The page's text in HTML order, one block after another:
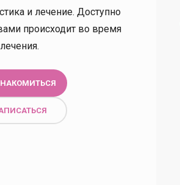
и лечение. Доступно
происходит во время
лечения.
Акимов Дмитрий
Владимирович
Врач ультразвуковой
диагностики